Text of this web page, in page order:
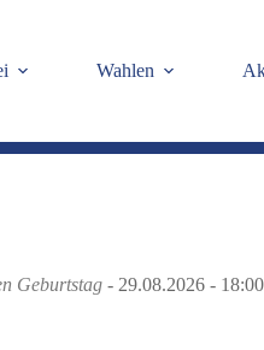
Wahlen
Geburtstag - 29.08.2026 -